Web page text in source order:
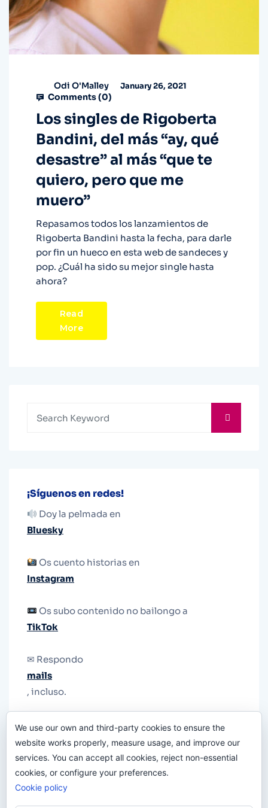
Odi O'Malley January 26, 2021
Comments (0)
Los singles de Rigoberta
Bandini, del más “ay, qué
desastre” al más “que te
quiero, pero que me
muero”
Repasamos todos los lanzamientos de
Rigoberta Bandini hasta la fecha, para darle
por fin un hueco en esta web de sandeces y
pop. ¿Cuál ha sido su mejor single hasta
ahora?
Read
More
¡Síguenos en redes!
Doy la pelmada en
Bluesky
Os cuento historias en
Instagram
Os subo contenido no bailongo a
TikTok
✉ Respondo
mails
, incluso.
le quiten el teléfono.
We use our own and third-party cookies to ensure the
website works properly, measure usage, and improve our
services. You can accept all cookies, reject non-essential
cookies, or configure your preferences.
Cookie policy